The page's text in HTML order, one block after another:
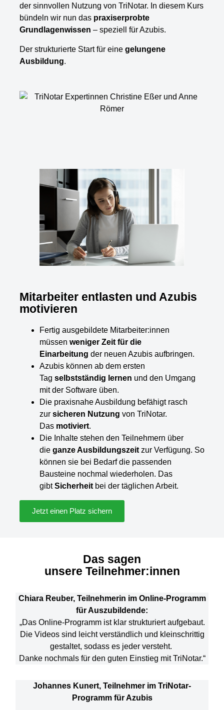
der sinnvollen Nutzung von TriNotar. In diesem Kurs
bündeln wir nun das praxiserprobte
Grundlagenwissen – speziell für Azubis.
Der strukturierte Start für eine gelungene
Ausbildung.
Mitarbeiter entlasten und Azubis
motivieren
Fertig ausgebildete Mitarbeiter:innen
müssen weniger Zeit für die
Einarbeitung der neuen Azubis aufbringen.
Azubis können ab dem ersten
Tag selbstständig lernen und den Umgang
mit der Software üben.
Die praxisnahe Ausbildung befähigt rasch
zur sicheren Nutzung von TriNotar.
Das motiviert.
Die Inhalte stehen den Teilnehmern über
die ganze Ausbildungszeitzur Verfügung. So
können sie bei Bedarf die passenden
Bausteine nochmal wiederholen. Das
gibtSicherheitbei der täglichen Arbeit.
Jetzt einen Platz sichern
Das sagen
unsere Teilnehmer:innen
Chiara Reuber,Teilnehmerin im Online-Programm
für Auszubildende:
„Das Online-Programm ist klar strukturiert aufgebaut.
Die Videos sind leicht verständlich und kleinschrittig
gestaltet, sodass es jeder versteht.
Danke nochmals für den guten Einstieg mit TriNotar.“
Johannes Kunert, Teilnehmer im TriNotar-
Programm für Azubis